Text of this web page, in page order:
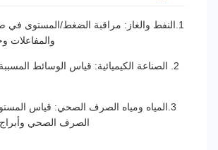
1.النفط والغاز: مراقبة الضغط/المستوى في
والمفاعلات وخطوط
2. الصناعة الكيميائية: قياس الوسائط المسببة
3.المياه ومياه الصرف الصحي: قياس المستوى
الصرف الصحي وأبراج